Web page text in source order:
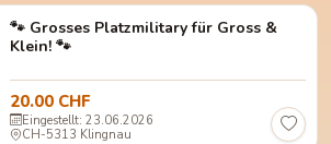
🐾 Grosses Platzmilitary für Gross &
Klein! 🐾
20.00 CHF
Eingestellt: 23.06.2026
CH-5313 Klingnau